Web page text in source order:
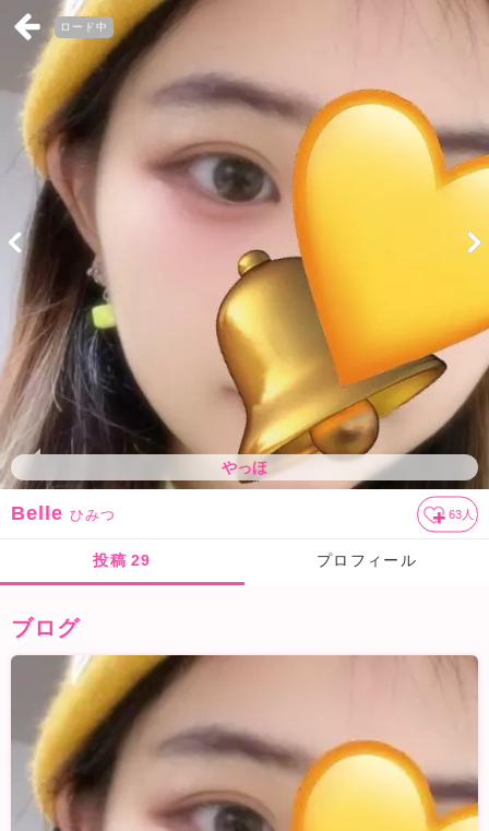
ロード中
やっほ
Belle ひみつ 63 人
投稿 29 プロフィール
ブログ